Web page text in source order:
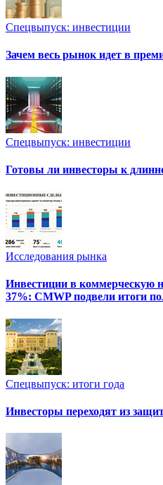
Спецвыпуск: инвестиции
Зачем весь рынок идет в
Спецвыпуск: инвестиции
Готовы ли инвесторы к
Исследования рынка
Инвестиции в коммерческую
37%: CMWP подвели итоги
Спецвыпуск: итоги года
Инвесторы переходят из